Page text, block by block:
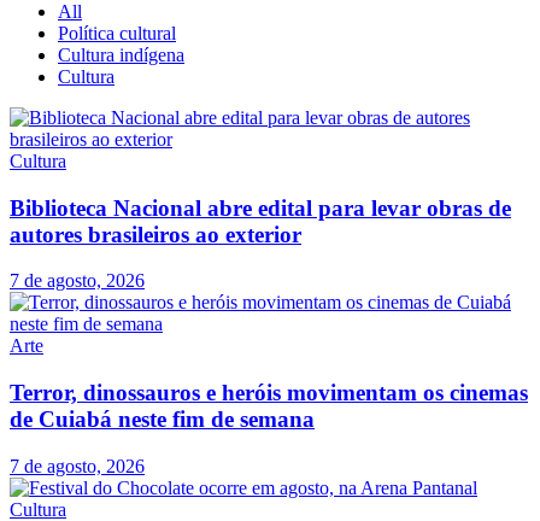
All
Política cultural
Cultura indígena
Cultura
Cultura
Biblioteca Nacional abre edital para levar obras de
autores brasileiros ao exterior
7 de agosto, 2026
Arte
Terror, dinossauros e heróis movimentam os cinemas
de Cuiabá neste fim de semana
7 de agosto, 2026
Cultura